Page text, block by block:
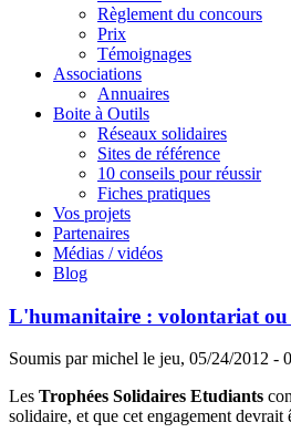
Règlement du concours
Prix
Témoignages
Associations
Annuaires
Boite à Outils
Réseaux solidaires
Sites de référence
10 conseils pour réussir
Fiches pratiques
Vos projets
Partenaires
Médias / vidéos
Blog
L'humanitaire : volontariat ou
Soumis parmichel le jeu, 05/24/2012 -
Les Trophées Solidaires Etudiants
solidaire, et que cet engagement